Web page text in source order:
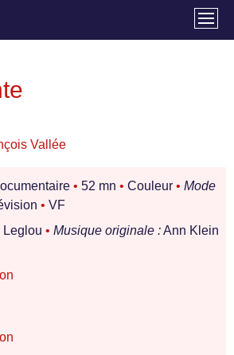
Vallée
• 52 mn • Couleur • Mode
• VF
• Musique originale :Ann Klein